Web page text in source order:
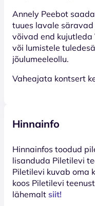
Annely Peebot
tuues lavale
võivad end kujutleda
või lumistele
jõulumeeleollu.
Vaheajata kontsert
Hinnainfo
Hinnainfos toodud
lisanduda Piletilevi
Piletilevi kuvab oma
koos Piletilevi
lähemalt siit!